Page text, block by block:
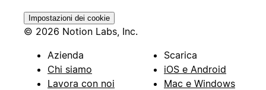
Impostazioni dei cookie
© 2026 Notion Labs, Inc.
Azienda
Chi siamo
Lavora con noi
Scarica
iOS e Android
Mac e Windows